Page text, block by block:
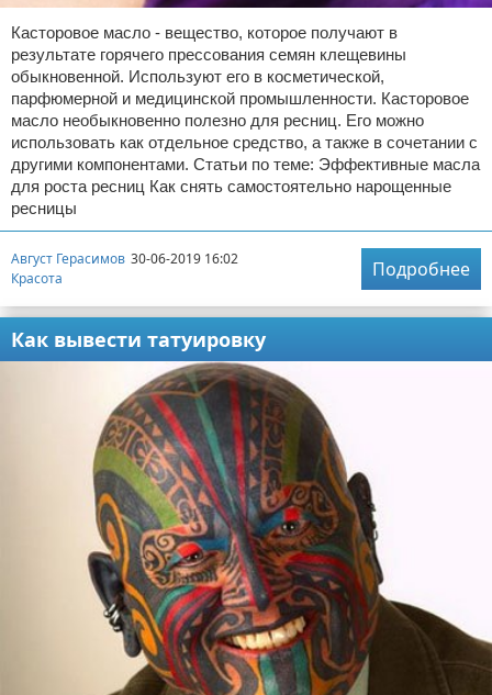
Касторовое масло - вещество, которое получают в
результате горячего прессования семян клещевины
обыкновенной. Используют его в косметической,
парфюмерной и медицинской промышленности. Касторовое
масло необыкновенно полезно для ресниц. Его можно
использовать как отдельное средство, а также в сочетании с
другими компонентами. Статьи по теме: Эффективные масла
для роста ресниц Как снять самостоятельно нарощенные
ресницы
Август Герасимов 30-06-2019 16:02
Красота
Подробнее
Как вывести татуировку